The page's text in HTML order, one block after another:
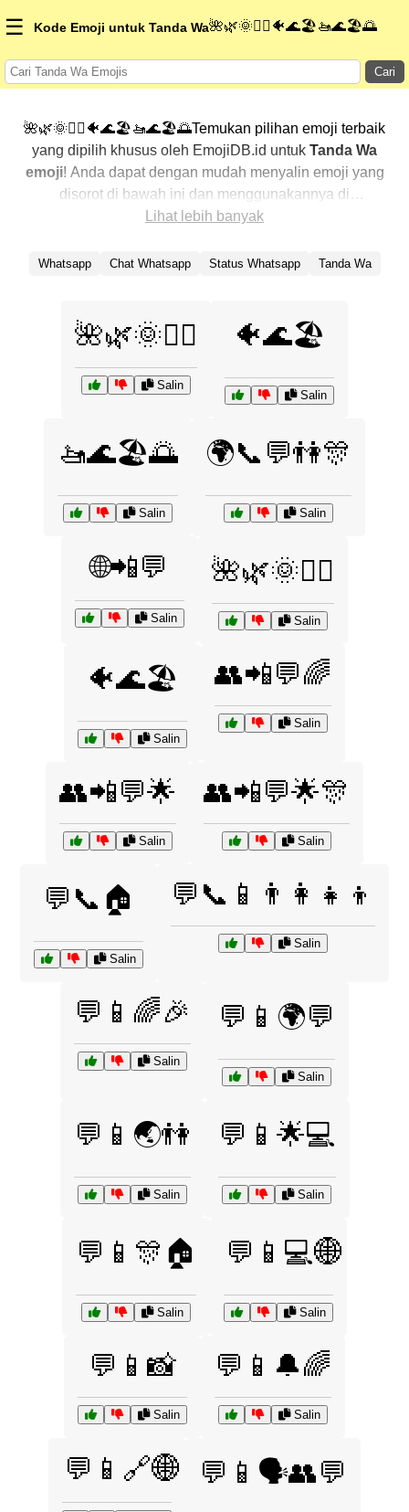
☰ Kode Emoji untuk Tanda Wa🌺🌿🌞🏄‍♀️🐠🌊🏖️🚤🌊🏖️🌅
Cari
🌺🌿🌞🏄‍♀️🐠🌊🏖️🚤🌊🏖️🌅Temukan pilihan emoji terbaik
yang dipilih khusus oleh EmojiDB.id untuk Tanda Wa
emoji! Anda dapat dengan mudah menyalin emoji yang
disorot di bawah ini dan menggunakannya di
percakapan Anda untuk menambahkan sentuhan
dengan menampilkan yang paling populer terlebih
mengekspresikan Tanda Wa dengan emoji
Lihat lebih banyak
Whatsapp Chat Whatsapp Status Whatsapp Tanda Wa
🌺🌿🌞🏄‍♀️
Salin
🐠🌊🏖️
Salin
🚤🌊🏖️🌅
Salin
🌍📞💬👫🎊
Salin
🌐📲💬
Salin
🌺🌿🌞🏄‍♀️
Salin
🐠🌊🏖️
Salin
👥📲💬🌈
Salin
👥📲💬🌟
Salin
👥📲💬🌟🎊
Salin
💬📞🏠
Salin
💬📞📱👨‍👩‍👧‍👦
Salin
💬📱🌈🎉
Salin
💬📱🌍💬
Salin
💬📱🌏👫
Salin
💬📱🌟💻
Salin
💬📱🎊🏠
Salin
💬📱💻🌐
Salin
💬📱📸
Salin
💬📱🔔🌈
Salin
💬📱🔗🌐 💬📱🗣️👥💬